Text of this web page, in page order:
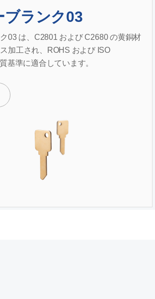
ブランク03
03 は、C2801 および C2680 の黄銅材
加工され、ROHS および ISO
基準に適合しています。